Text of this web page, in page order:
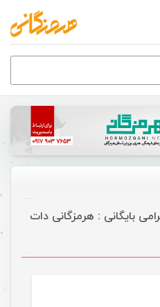
بایگانی : هرمزگانی دات